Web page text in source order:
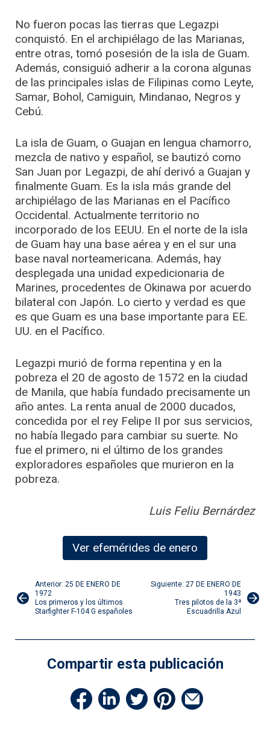
No fueron pocas las tierras que Legazpi
conquistó. En el archipiélago de las Marianas,
entre otras, tomó posesión de la isla de Guam.
Además, consiguió adherir a la corona algunas
de las principales islas de Filipinas como Leyte,
Samar, Bohol, Camiguin, Mindanao, Negros y
Cebú.
La isla de Guam, o Guajan en lengua chamorro,
mezcla de nativo y español, se bautizó como
San Juan por Legazpi, de ahí derivó a Guajan y
finalmente Guam. Es la isla más grande del
archipiélago de las Marianas en el Pacífico
Occidental. Actualmente territorio no
incorporado de los EEUU. En el norte de la isla
de Guam hay una base aérea y en el sur una
base naval norteamericana. Además, hay
desplegada una unidad expedicionaria de
Marines, procedentes de Okinawa por acuerdo
bilateral con Japón. Lo cierto y verdad es que
es que Guam es una base importante para EE.
UU. en el Pacífico.
Legazpi murió de forma repentina y en la
pobreza el 20 de agosto de 1572 en la ciudad
de Manila, que había fundado precisamente un
año antes. La renta anual de 2000 ducados,
concedida por el rey Felipe II por sus servicios,
no había llegado para cambiar su suerte. No
fue el primero, ni el último de los grandes
exploradores españoles que murieron en la
pobreza.
Luis Feliu Bernárdez
Ver efemérides de enero
Navegación
de
entradas
Anterior: 25 DE ENERO DE
1972
Los primeros y los últimos
Starfighter F-104 G españoles
Siguiente: 27 DE ENERO DE
1943
Tres pilotos de la 3ª
Escuadrilla Azul
Compartir esta publicación